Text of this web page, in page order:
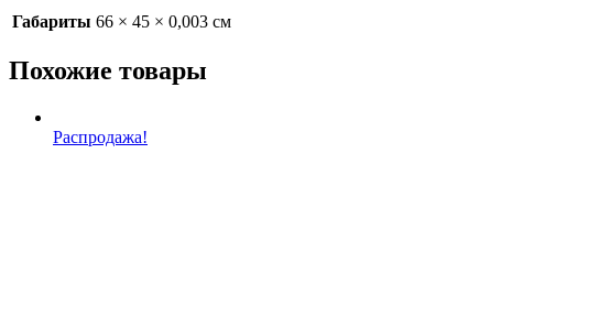
Габариты 66 × 45 × 0,003 см
Похожие товары
Распродажа!